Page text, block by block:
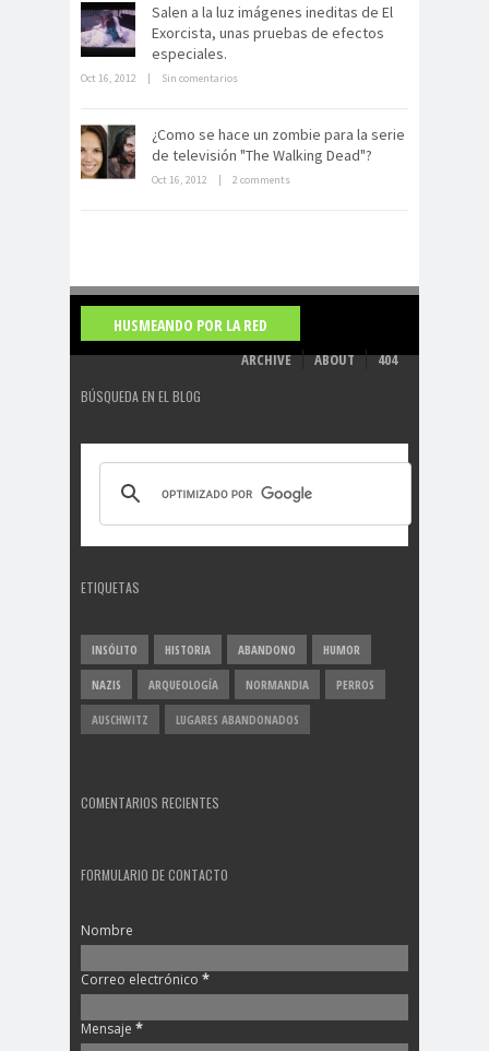
La derrota británica en Cartagena
de indias
Salen a la luz imágenes ineditas de El
Exorcista, unas pruebas de efectos
especiales.
Oct 16, 2012 | Sin comentarios
¿Como se hace un zombie para la serie
de televisión "The Walking Dead"?
Oct 16, 2012 | 2 comments
HUSMEANDO POR LA RED
ARCHIVE ABOUT 404
BÚSQUEDA EN EL BLOG
ETIQUETAS
INSÓLITO HISTORIA ABANDONO HUMOR
NAZIS ARQUEOLOGÍA NORMANDIA PERROS
AUSCHWITZ LUGARES ABANDONADOS
COMENTARIOS RECIENTES
FORMULARIO DE CONTACTO
Nombre
Correo electrónico *
Mensaje *